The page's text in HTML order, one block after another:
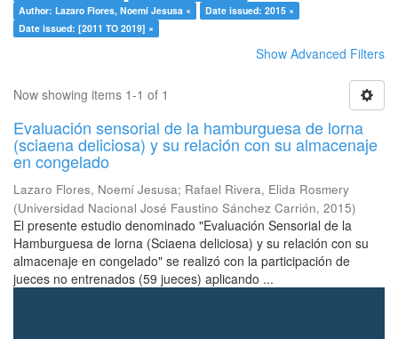
Author: Lazaro Flores, Noemí Jesusa ×
Date issued: 2015 ×
Date issued: [2011 TO 2019] ×
Show Advanced Filters
Now showing items 1-1 of 1
Evaluación sensorial de la hamburguesa de lorna
(sciaena deliciosa) y su relación con su almacenaje
en congelado
Lazaro Flores, Noemí Jesusa; Rafael Rivera, Elida Rosmery
(Universidad Nacional José Faustino Sánchez Carrión, 2015)
El presente estudio denominado "Evaluación Sensorial de la
Hamburguesa de lorna (Sciaena deliciosa) y su relación con su
almacenaje en congelado" se realizó con la participación de
jueces no entrenados (59 jueces) aplicando ...